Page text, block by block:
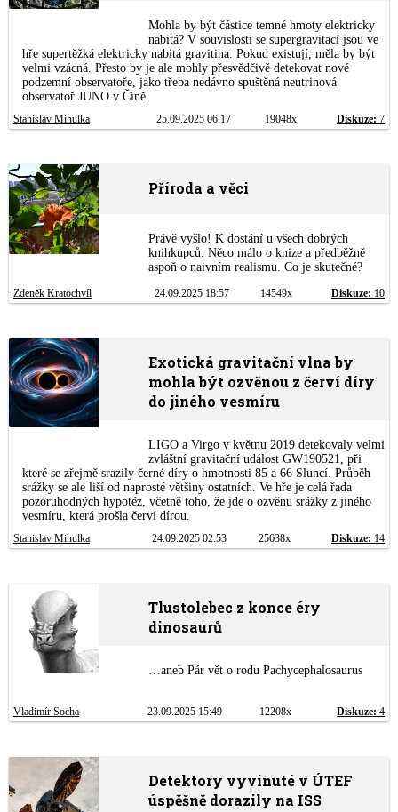
Mohla by být částice temné hmoty elektricky
nabitá? V souvislosti se supergravitací jsou ve
hře supertěžká elektricky nabitá gravitina. Pokud existují, měla by být
velmi vzácná. Přesto by je ale mohly přesvědčivě detekovat nové
podzemní observatoře, jako třeba nedávno spuštěná neutrinová
observatoř JUNO v Číně.
Stanislav Mihulka 25.09.2025 06:17 19048x Diskuze: 7
Příroda a věci
Právě vyšlo! K dostání u všech dobrých
knihkupců. Něco málo o knize a předběžně
aspoň o naivním realismu. Co je skutečné?
Zdeněk Kratochvíl 24.09.2025 18:57 14549x Diskuze: 10
Exotická gravitační vlna by
mohla být ozvěnou z červí díry
do jiného vesmíru
LIGO a Virgo v květnu 2019 detekovaly velmi
zvláštní gravitační událost GW190521, při
které se zřejmě srazily černé díry o hmotnosti 85 a 66 Sluncí. Průběh
srážky se ale liší od naprosté většiny ostatních. Ve hře je celá řada
pozoruhodných hypotéz, včetně toho, že jde o ozvěnu srážky z jiného
vesmíru, která prošla červí dírou.
Stanislav Mihulka 24.09.2025 02:53 25638x Diskuze: 14
Tlustolebec z konce éry
dinosaurů
…aneb Pár vět o rodu Pachycephalosaurus
Vladimír Socha 23.09.2025 15:49 12208x Diskuze: 4
Detektory vyvinuté v ÚTEF
úspěšně dorazily na ISS